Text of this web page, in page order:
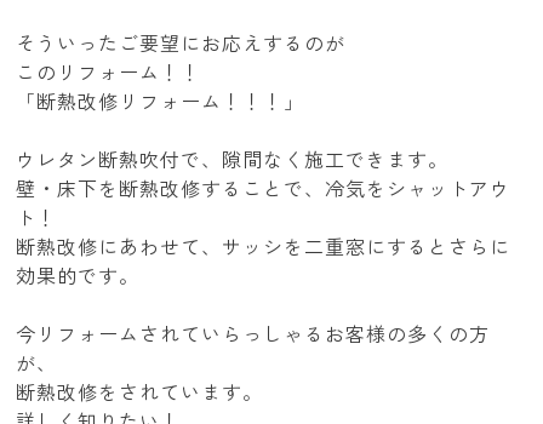
そういったご要望にお応えするのが
このリフォーム！！
「断熱改修リフォーム！！！」
ウレタン断熱吹付で、隙間なく施工できます。
壁・床下を断熱改修することで、冷気をシャットアウ
ト！
断熱改修にあわせて、サッシを二重窓にするとさらに
効果的です。
今リフォームされていらっしゃるお客様の多くの方
が、
断熱改修をされています。